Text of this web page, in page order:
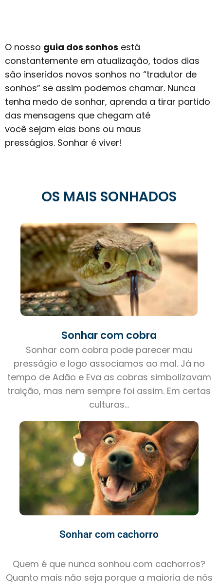
O nosso guia dos sonhos está
constantemente em atualização, todos dias
são inseridos novos sonhos no “tradutor de
sonhos” se assim podemos chamar. Nunca
tenha medo de sonhar, aprenda a tirar partido
das mensagens que chegam até
você sejam elas bons ou maus
presságios. Sonhar é viver!
OS MAIS SONHADOS
Sonhar com cobra
Sonhar com cobra pode parecer mau
presságio e logo associamos ao mal. Já no
tempo de Adão e Eva as cobras simbolizavam
traição, mas nem sempre foi assim. Em certas
culturas...
Sonhar com cachorro
Quem é que nunca sonhou com cachorros?
Quanto mais não seja porque a maioria de nós